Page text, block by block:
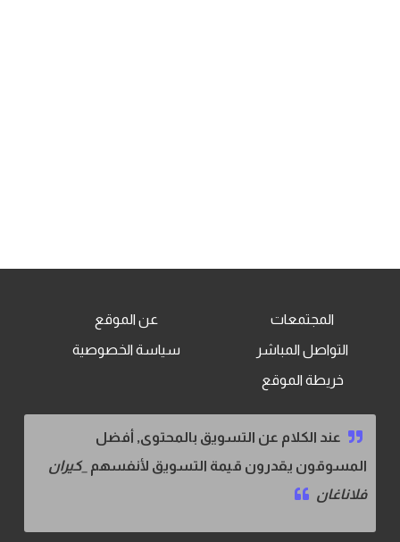
المجتمعات
التواصل المباشر
خريطة الموقع
عن الموقع
سياسة الخصوصية
عند الكلام عن التسويق بالمحتوى, أفضل
المسوقون يقدرون قيمة التسويق لأنفسهم _كيران
فلاناغان